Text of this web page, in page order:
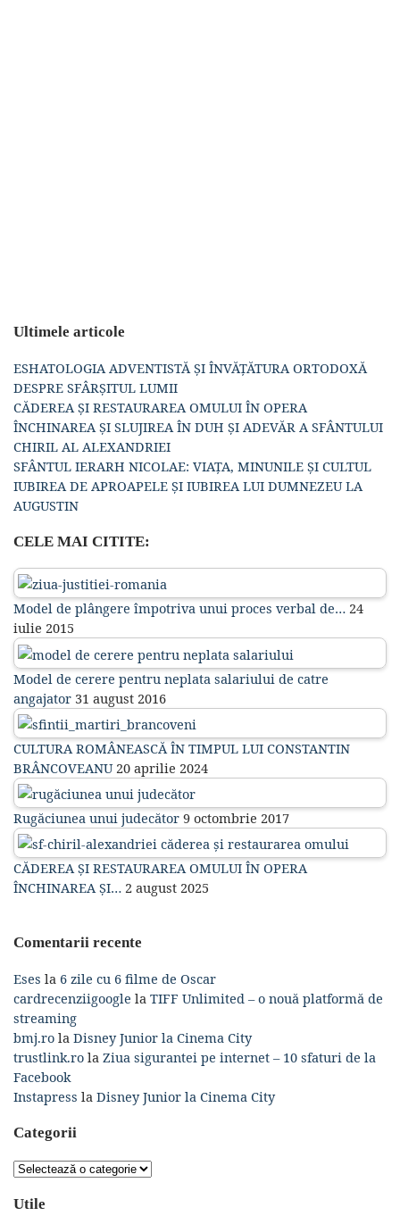
Ultimele articole
ESHATOLOGIA ADVENTISTĂ ȘI ÎNVĂȚĂTURA ORTODOXĂ
DESPRE SFÂRȘITUL LUMII
CĂDEREA ȘI RESTAURAREA OMULUI ÎN OPERA
ÎNCHINAREA ȘI SLUJIREA ÎN DUH ȘI ADEVĂR A SFÂNTULUI
CHIRIL AL ALEXANDRIEI
SFÂNTUL IERARH NICOLAE: VIAȚA, MINUNILE ȘI CULTUL
IUBIREA DE APROAPELE ȘI IUBIREA LUI DUMNEZEU LA
AUGUSTIN
CELE MAI CITITE:
Model de plângere împotriva unui proces verbal de… 24
iulie 2015
Model de cerere pentru neplata salariului de catre
angajator 31 august 2016
CULTURA ROMÂNEASCĂ ÎN TIMPUL LUI CONSTANTIN
BRÂNCOVEANU20 aprilie 2024
Rugăciunea unui judecător 9 octombrie 2017
CĂDEREA ȘI RESTAURAREA OMULUI ÎN OPERA
ÎNCHINAREA ȘI… 2 august 2025
Comentarii recente
Eses la 6 zile cu 6 filme de Oscar
cardrecenziigoogle la TIFF Unlimited – o nouă platformă de
streaming
bmj.ro la Disney Junior la Cinema City
trustlink.ro la Ziua sigurantei pe internet – 10 sfaturi de la
Facebook
Instapress la Disney Junior la Cinema City
Categorii
Categorii
Utile